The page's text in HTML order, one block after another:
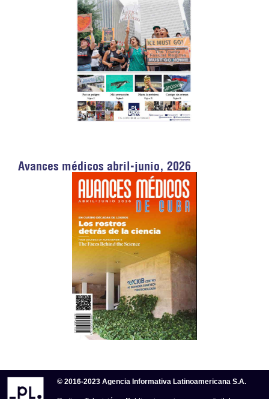
Avances médicos abril-junio, 2026
© 2016-2023 Agencia Informativa Latinoamericana S.A.